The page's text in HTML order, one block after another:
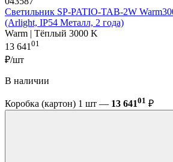
Светильник SP-PATIO-TAB-2W
(Arlight, IP54 Металл, 2 года)
Warm | Тёплый 3000 K
13 64101
₽/шт
В наличии
Коробка (картон) 1 шт — 13 64101 ₽